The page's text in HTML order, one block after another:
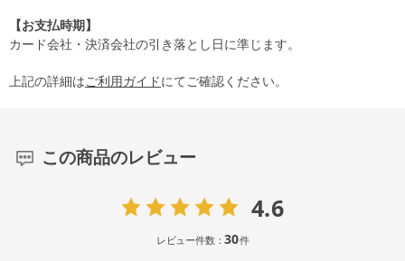
【お支払時期】
カード会社・決済会社の引き落とし日に準じます。
上記の詳細はご利用ガイドにてご確認ください。
この商品のレビュー
4.6
レビュー件数：30件